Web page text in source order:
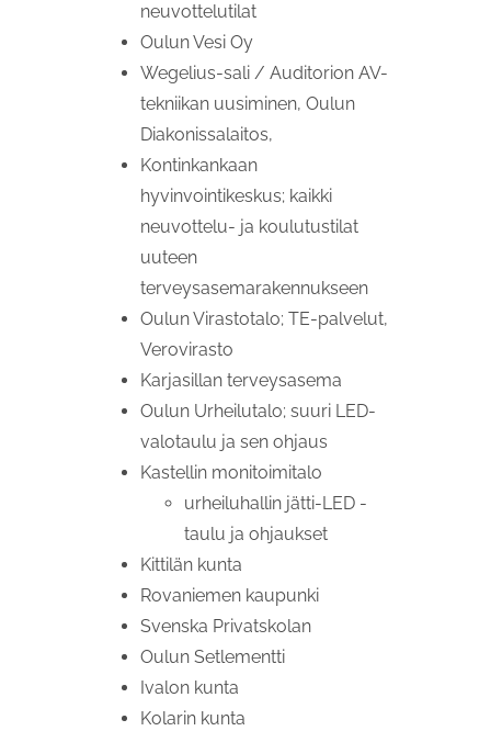
neuvottelutilat
Oulun Vesi Oy
Wegelius-sali / Auditorion AV-
tekniikan uusiminen, Oulun
Diakonissalaitos,
Kontinkankaan
hyvinvointikeskus; kaikki
neuvottelu- ja koulutustilat
uuteen
terveysasemarakennukseen
Oulun Virastotalo; TE-palvelut,
Verovirasto
Karjasillan terveysasema
Oulun Urheilutalo; suuri LED-
valotaulu ja sen ohjaus
Kastellin monitoimitalo
urheiluhallin jätti-LED -
taulu ja ohjaukset
Kittilän kunta
Rovaniemen kaupunki
Svenska Privatskolan
Oulun Setlementti
Ivalon kunta
Kolarin kunta